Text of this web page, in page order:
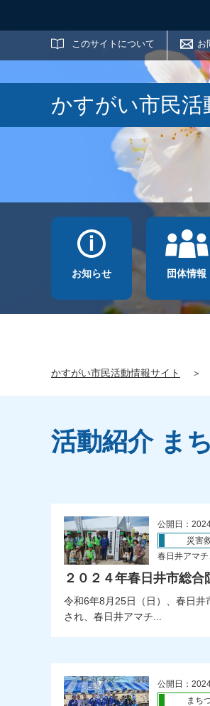
このサイトについて お
サイト内検索
かすがい市民活
お知らせ 団体情報
かすがい市民活動情報サイト ＞
活動紹介 ま
公開日：
災害
春日井アマチ
２０２４年春日井市総合
令和6年8月25日（日）、春日
され、春日井アマチ...
公開日：
まち